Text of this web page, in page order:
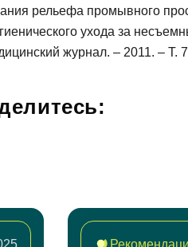
рельефа промывного
ухода за
журнал. – 2011. –